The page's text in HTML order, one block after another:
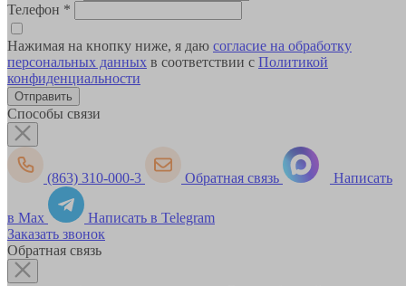
Телефон *
Нажимая на кнопку ниже, я даю согласие на обработку
персональных данных в соответствии с Политикой
конфиденциальности
Способы связи
(863) 310-000-3 Обратная связь Написать
в Max
Написать в Telegram
Заказать звонок
Обратная связь